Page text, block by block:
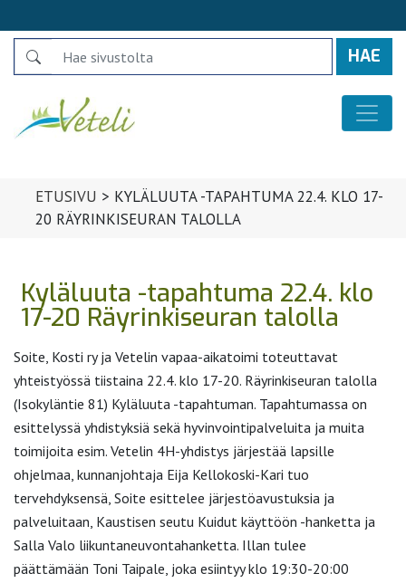
Search
ETUSIVU > KYLÄLUUTA -TAPAHTUMA 22.4. KLO 17-
20 RÄYRINKISEURAN TALOLLA
Kyläluuta -tapahtuma 22.4. klo
17-20 Räyrinkiseuran talolla
Soite, Kosti ry ja Vetelin vapaa-aikatoimi toteuttavat
yhteistyössä tiistaina 22.4. klo 17-20. Räyrinkiseuran talolla
(Isokyläntie 81) Kyläluuta -tapahtuman. Tapahtumassa on
esittelyssä yhdistyksiä sekä hyvinvointipalveluita ja muita
toimijoita esim. Vetelin 4H-yhdistys järjestää lapsille
ohjelmaa, kunnanjohtaja Eija Kellokoski-Kari tuo
tervehdyksensä, Soite esittelee järjestöavustuksia ja
palveluitaan, Kaustisen seutu Kuidut käyttöön -hanketta ja
Salla Valo liikuntaneuvontahanketta. Illan tulee
päättämään Toni Taipale, joka esiintyy klo 19:30-20:00